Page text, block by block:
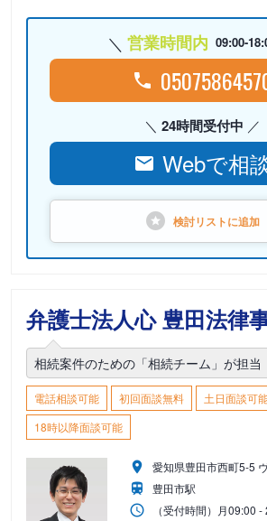
営業時間内 09:00-
24時間受付中
Webで相
検討リストに追加
弁護士法人心 豊田法律
相続案件のための「相続チーム」が担当
電話相談可能 初回面談無料
土日面談可
18時以降面談可能
愛知県豊田市西町5-5
豊田市駅
（受付時間） 月09:00 -